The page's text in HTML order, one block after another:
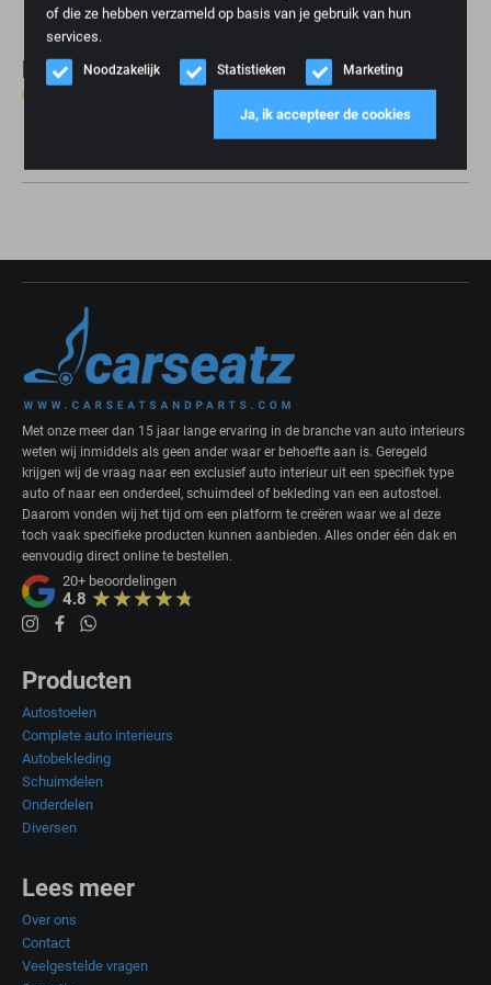
of die ze hebben verzameld op basis van je gebruik van hun
services.
Noodzakelijk Statistieken Marketing
Ja, ik accepteer de cookies
Reviews
Schrijf review
Met onze meer dan 15 jaar lange ervaring in de branche van auto interieurs
weten wij inmiddels als geen ander waar er behoefte aan is. Geregeld
krijgen wij de vraag naar een exclusief auto interieur uit een specifiek type
auto of naar een onderdeel, schuimdeel of bekleding van een autostoel.
Daarom vonden wij het tijd om een platform te creëren waar we al deze
toch vaak specifieke producten kunnen aanbieden. Alles onder één dak en
eenvoudig direct online te bestellen.
20+ beoordelingen
4.8
Producten
Autostoelen
Complete auto interieurs
Autobekleding
Schuimdelen
Onderdelen
Diversen
Lees meer
Over ons
Contact
Veelgestelde vragen